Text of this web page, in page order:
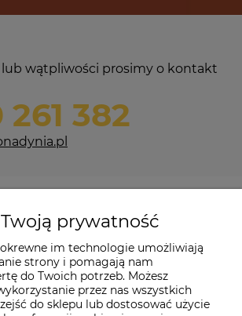
wątpliwości prosimy o kontakt
261 382
prywatność
im technologie umożliwiają
strony i pomagają nam
do Twoich potrzeb. Możesz
przez nas wszystkich
do sklepu lub dostosować użycie